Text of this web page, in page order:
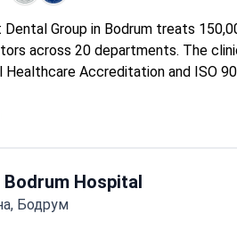
Group in Bodrum treats
across 20 departments. The
Healthcare Accreditation and ISO
cover dental and related
by TÜV NORD CERT
Hospital
Бодрум